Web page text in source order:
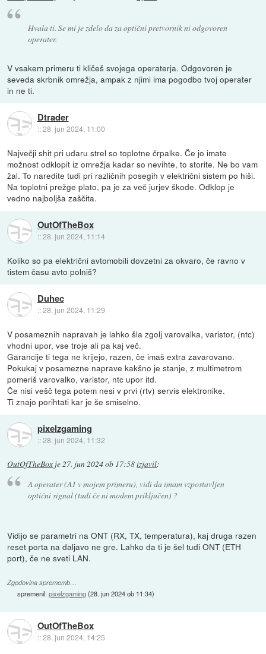
Hvala ti. Se mi je zdelo da za optični pretvornik ni odgovoren
operater.
V vsakem primeru ti kličeš svojega operaterja. Odgovoren je
seveda skrbnik omrežja, ampak z njimi ima pogodbo tvoj operater
in ne ti.
Dtrader
::28. jun 2024, 11:00
Največji shit pri udaru strel so toplotne črpalke. Če jo imate
možnost odklopit iz omrežja kadar so nevihte, to storite. Ne bo vam
žal. To naredite tudi pri različnih posegih v električni sistem po hiši.
Na toplotni prežge plato, pa je za več jurjev škode. Odklop je
vedno najboljša zaščita.
OutOfTheBox
::28. jun 2024, 11:14
Koliko so pa električni avtomobili dovzetni za okvaro, če ravno v
tistem času avto polniš?
Duhec
::28. jun 2024, 11:29
V posameznih napravah je lahko šla zgolj varovalka, varistor, (ntc)
vhodni upor, vse troje ali pa kaj več.
Garancije ti tega ne krijejo, razen, če imaš extra zavarovano.
Pokukaj v posamezne naprave kakšno je stanje, z multimetrom
pomeriš varovalko, varistor, ntc upor itd.
Če nisi vešč tega potem nesi v prvi (rtv) servis elektronike.
Ti znajo porihtati kar je še smiselno.
pixelzgaming
::28. jun 2024, 11:32
OutOfTheBox je27. jun 2024 ob 17:58izjavil:
A operater (A1 v mojem primeru), vidi da imam vzpostavljen
optični signal (tudi če ni modem priključen) ?
Vidijo se parametri na ONT (RX, TX, temperatura), kaj druga razen
reset porta na daljavo ne gre. Lahko da ti je šel tudi ONT (ETH
port), če ne sveti LAN.
Zgodovina sprememb…
spremenil:pixelzgaming(28. jun 2024 ob 11:34)
OutOfTheBox
::28. jun 2024, 14:25